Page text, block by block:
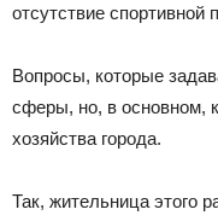
отсутствие
Вопросы, которые
сферы, но, в основном,
хозяйства города.
Так, жительница этого